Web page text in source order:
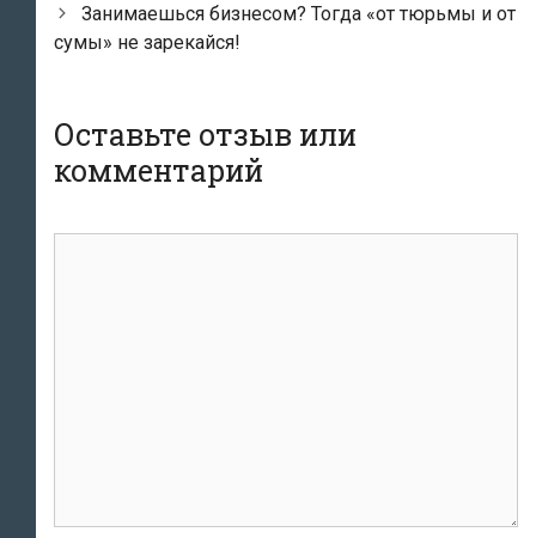
записям
Занимаешься бизнесом? Тогда «от тюрьмы и от
сумы» не зарекайся!
Оставьте отзыв или
комментарий